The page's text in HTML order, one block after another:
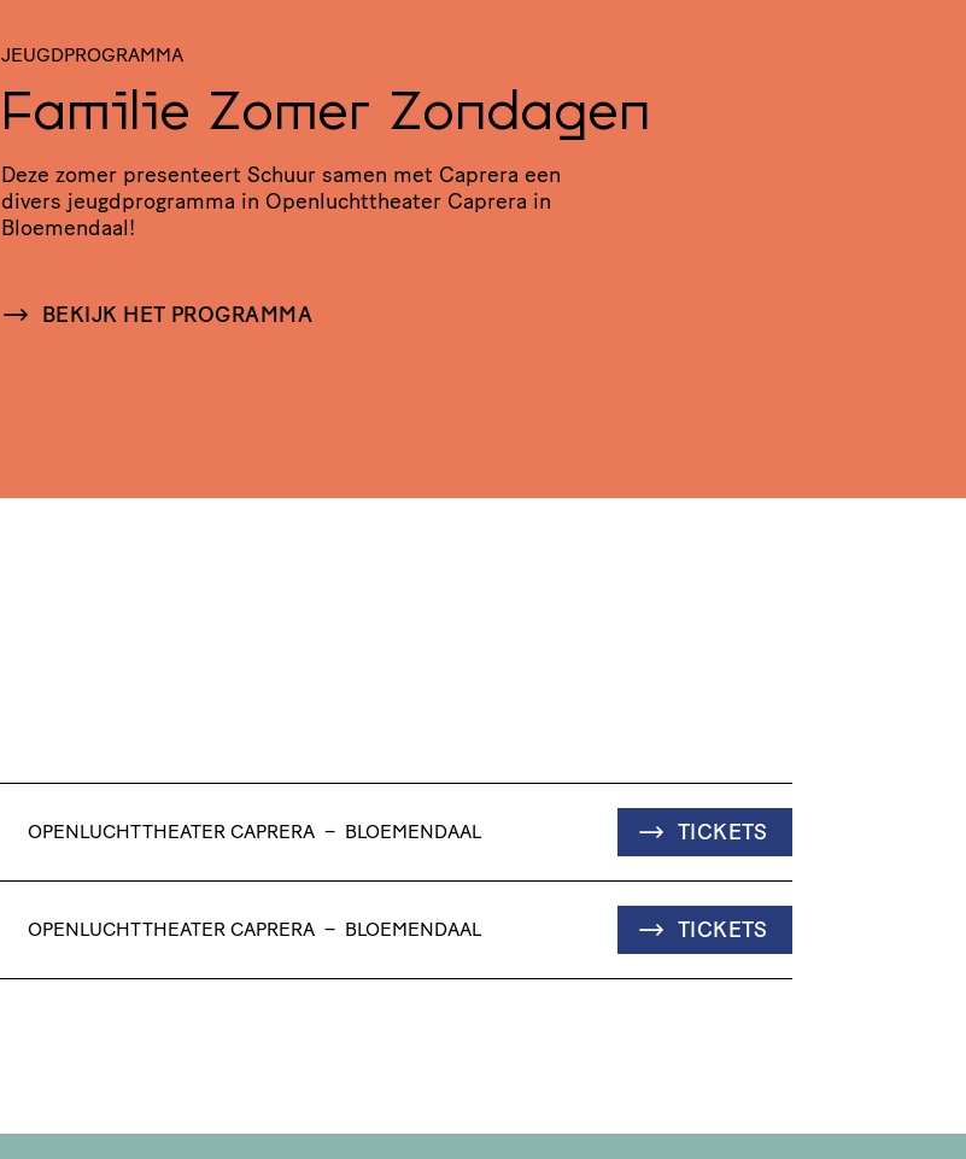
JEUGDPROGRAMMA
Familie Zomer Zondagen
Deze zomer presenteert Schuur samen met Caprera een
divers jeugd­pro­gramma in Open­lucht­the­ater Caprera in
Bloemendaal!
BEKIJK HET PROGRAMMA
OPENLUCHTTHEATER CAPRERA – BLOEMENDAAL TICKETS
OPENLUCHTTHEATER CAPRERA – BLOEMENDAAL TICKETS